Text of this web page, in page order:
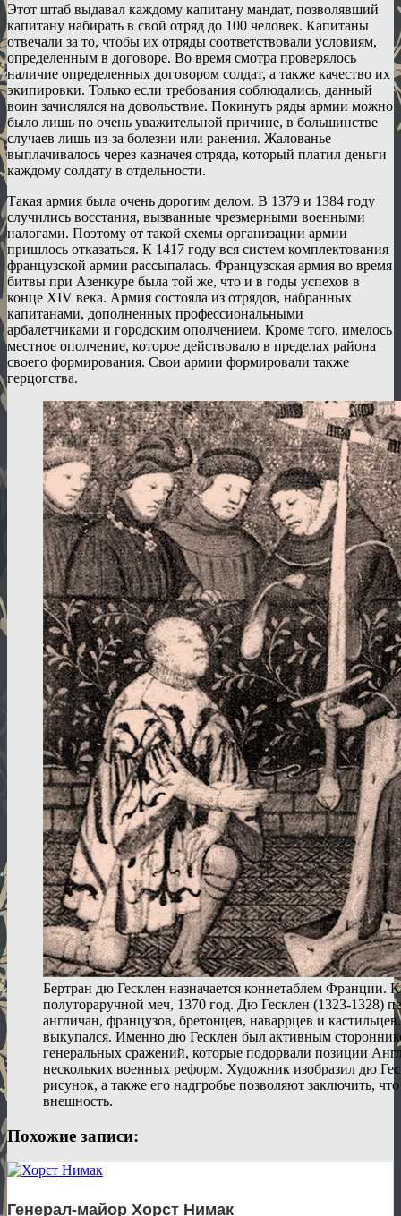
Этот штаб выдавал каждому капитану мандат, позволявший
капитану набирать в свой отряд до 100 человек. Капитаны
отвечали за то, чтобы их отряды соответствовали условиям,
определенным в договоре. Во время смотра проверялось
наличие определенных договором солдат, а также качество их
экипировки. Только если требования соблюдались, данный
воин зачислялся на довольствие. Покинуть ряды армии можно
было лишь по очень уважительной причине, в большинстве
случаев лишь из-за болезни или ранения. Жалованье
выплачивалось через казначея отряда, который платил деньги
каждому солдату в отдельности.
Такая армия была очень дорогим делом. В 1379 и 1384 году
случились восстания, вызванные чрезмерными военными
налогами. Поэтому от такой схемы организации армии
пришлось отказаться. К 1417 году вся систем комплектования
французской армии рассыпалась. Французская армия во время
битвы при Азенкуре была той же, что и в годы успехов в
конце XIV века. Армия состояла из отрядов, набранных
капитанами, дополненных профессиональными
арбалетчиками и городским ополчением. Кроме того, имелось
местное ополчение, которое действовало в пределах района
своего формирования. Свои армии формировали также
герцогства.
Бертран дю Гесклен назначается коннетаблем
полутораручной меч, 1370 год. Дю Гесклен (1323-1328)
англичан, французов, бретонцев, наваррцев и
выкупался. Именно дю Гесклен был активным
генеральных сражений, которые подорвали позиции
нескольких военных реформ. Художник изобразил дю
рисунок, а также его надгробье позволяют заключить,
внешность.
Похожие записи:
Генерал-майор Хорст Нимак